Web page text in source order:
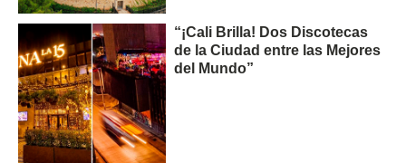
“¡Cali Brilla! Dos Discotecas
de la Ciudad entre las Mejores
del Mundo”